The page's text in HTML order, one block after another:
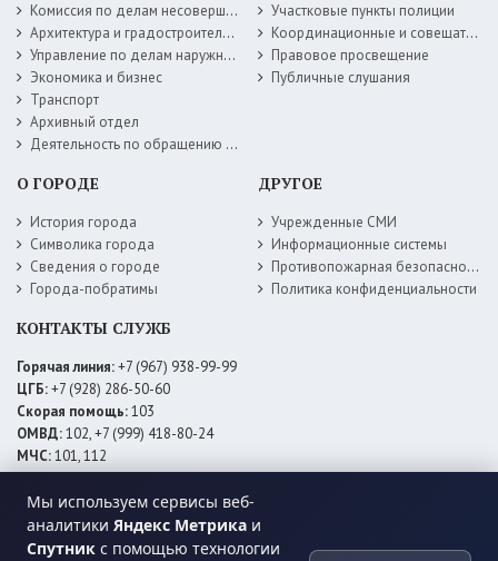
Мы используем сервисы веб-
аналитики Яндекс Метрика и
Спутник с помощью технологии
Комиссия по делам несовершеннолетних
Архитектура и градостроительство
Управление по делам наружной рекламы
Экономика и бизнес
Транспорт
Архивный отдел
Деятельность по обращению с животными без владельцев
Участковые пункты полиции
Координационные и совещательные органы
Правовое просвещение
Публичные слушания
О ГОРОДЕ
История города
Символика города
Сведения о городе
Города-побратимы
ДРУГОЕ
Учрежденные СМИ
Информационные системы
Противопожарная безопасность
Политика конфиденциальности
КОНТАКТЫ СЛУЖБ
Горячая линия:+7 (967) 938-99-99
ЦГБ:+7 (928) 286-50-60
Скорая помощь:103
ОМВД:102, +7 (999) 418-80-24
МЧС:101, 112
ЕДДС:+7 (928) 576-09-83
Электросети:+7 (800) 220-02-20
Даггаз:+7 (928) 980-64-04
Горводоснаб: +7 (928) 559-59-74